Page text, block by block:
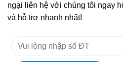
ngại liên hệ với chúng tôi ngay
và hỗ trợ nhanh nhất!